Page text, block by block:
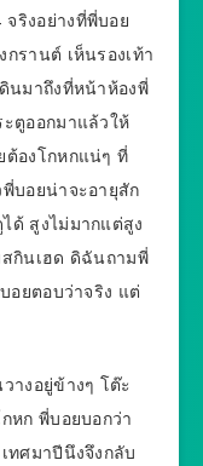
ริงอย่างที่พี่บอย
รานต์ เห็นรองเท้า
นมาถึงที่หน้าห้องพี่
ตูออกมาแล้วให้
ต้องโกหกแน่ๆ ที่
บอยน่าจะอายุสัก
สูงไม่มากแต่สูง
กินเฮด ดิฉันถามพี่
อยตอบว่าจริง แต่
างอยู่ข้างๆ โต๊ะ
หก พี่บอยบอกว่า
ทศมาปีนึงจึงกลับ